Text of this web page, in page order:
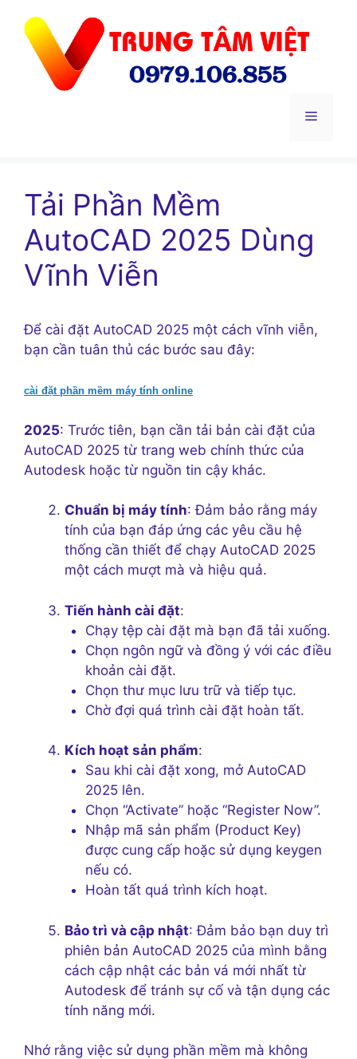
Menu
Tải Phần Mềm
AutoCAD 2025 Dùng
Vĩnh Viễn
Để cài đặt AutoCAD 2025 một cách vĩnh viễn,
bạn cần tuân thủ các bước sau đây:
cài đặt phần mềm máy tính online
2025: Trước tiên, bạn cần tải bản cài đặt của
AutoCAD 2025 từ trang web chính thức của
Autodesk hoặc từ nguồn tin cậy khác.
Chuẩn bị máy tính: Đảm bảo rằng máy
tính của bạn đáp ứng các yêu cầu hệ
thống cần thiết để chạy AutoCAD 2025
một cách mượt mà và hiệu quả.
Tiến hành cài đặt:
Chạy tệp cài đặt mà bạn đã tải xuống.
Chọn ngôn ngữ và đồng ý với các điều
khoản cài đặt.
Chọn thư mục lưu trữ và tiếp tục.
Chờ đợi quá trình cài đặt hoàn tất.
Kích hoạt sản phẩm:
Sau khi cài đặt xong, mở AutoCAD
2025 lên.
Chọn “Activate” hoặc “Register Now”.
Nhập mã sản phẩm (Product Key)
được cung cấp hoặc sử dụng keygen
nếu có.
Hoàn tất quá trình kích hoạt.
Bảo trì và cập nhật: Đảm bảo bạn duy trì
phiên bản AutoCAD 2025 của mình bằng
cách cập nhật các bản vá mới nhất từ
Autodesk để tránh sự cố và tận dụng các
tính năng mới.
Nhớ rằng việc sử dụng phần mềm mà không